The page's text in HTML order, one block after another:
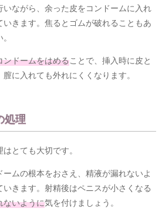
ながら、余った皮をコンドームに入れ
きます。焦るとゴムが破れることもあ
ンドームをはめることで、挿入時に皮と
に入れても外れにくくなります。
理
とても大切です。
ムの根本をおさえ、精液が漏れないよ
きます。射精後はペニスが小さくなる
ないように気を付けましょう。